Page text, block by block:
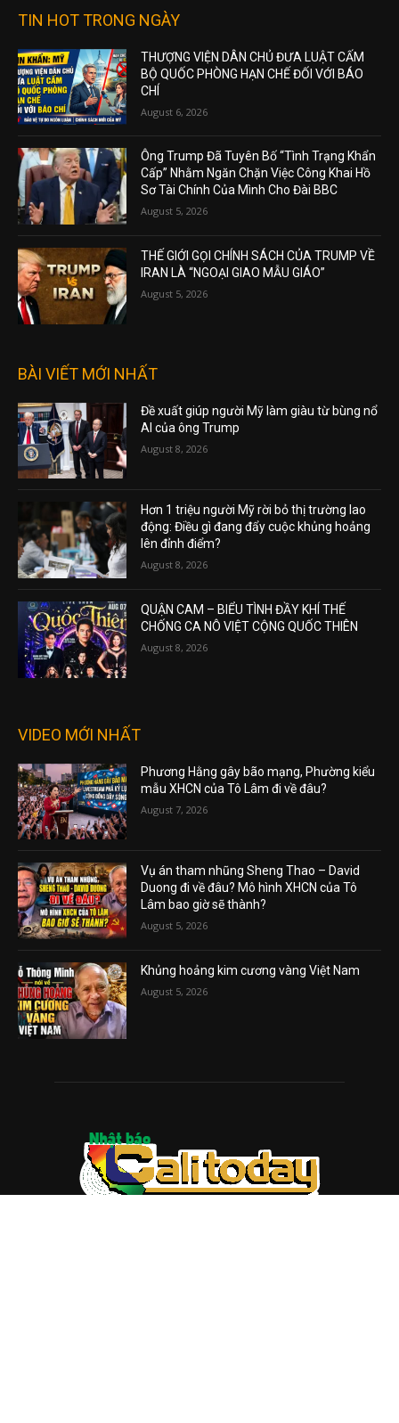
TIN HOT TRONG NGÀY
THƯỢNG VIỆN DÂN CHỦ ĐƯA LUẬT CẤM
BỘ QUỐC PHÒNG HẠN CHẾ ĐỐI VỚI BÁO
CHÍ
August 6, 2026
Ông Trump Đã Tuyên Bố “Tình Trạng Khẩn
Cấp” Nhằm Ngăn Chặn Việc Công Khai Hồ
Sơ Tài Chính Của Mình Cho Đài BBC
August 5, 2026
THẾ GIỚI GỌI CHÍNH SÁCH CỦA TRUMP VỀ
IRAN LÀ “NGOẠI GIAO MẪU GIÁO”
August 5, 2026
BÀI VIẾT MỚI NHẤT
Đề xuất giúp người Mỹ làm giàu từ bùng nổ
AI của ông Trump
August 8, 2026
Hơn 1 triệu người Mỹ rời bỏ thị trường lao
động: Điều gì đang đẩy cuộc khủng hoảng
lên đỉnh điểm?
August 8, 2026
QUẬN CAM – BIỂU TÌNH ĐẦY KHÍ THẾ
CHỐNG CA NÔ VIỆT CỘNG QUỐC THIÊN
August 8, 2026
VIDEO MỚI NHẤT
Phương Hằng gây bão mạng, Phường kiểu
mẫu XHCN của Tô Lâm đi về đâu?
August 7, 2026
Vụ án tham nhũng Sheng Thao – David
Duong đi về đâu? Mô hình XHCN của Tô
Lâm bao giờ sẽ thành?
August 5, 2026
Khủng hoảng kim cương vàng Việt Nam
August 5, 2026